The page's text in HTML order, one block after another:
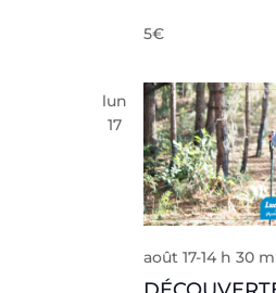
5€
lun
17
août 17-14 h 30